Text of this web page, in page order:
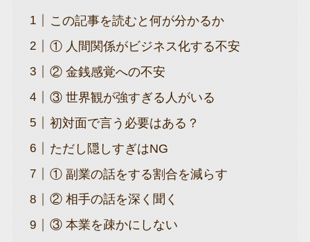
この記事を読むと何が分かるか
① 人間関係がビジネス化する不安
② 金銭感覚への不安
③ 世界観が強すぎる人がいる
初対面で言う必要はある？
ただし隠しすぎはNG
① 副業の話をする割合を減らす
② 相手の話を深く聞く
③ 本業を疎かにしない